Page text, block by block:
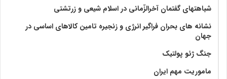
شباهتهای گفتمان آخر‌الزّمانی در اسلام شیعی و زرتشتی
نشانه های بحران فراگیر انرژی و زنجیره تامین کالاهای اساسی در
جهان
جنگ ژئو پولتیک
ماموریت مهم ایران